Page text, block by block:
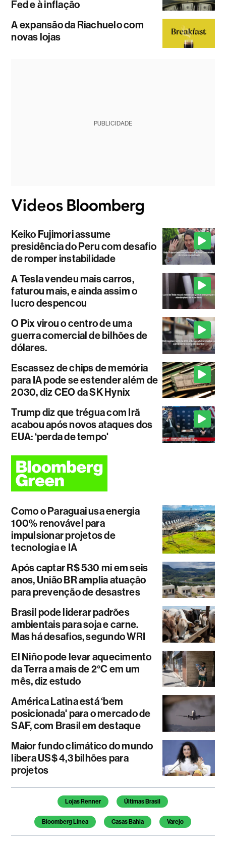
Fed e à inflação
A expansão da Riachuelo com
novas lojas
PUBLICIDADE
Keiko Fujimori assume
presidência do Peru com desafio
de romper instabilidade
A Tesla vendeu mais carros,
faturou mais, e ainda assim o
lucro despencou
O Pix virou o centro de uma
guerra comercial de bilhões de
dólares.
Escassez de chips de memória
para IA pode se estender além de
2030, diz CEO da SK Hynix
Trump diz que trégua com Irã
acabou após novos ataques dos
EUA: ‘perda de tempo'
Como o Paraguai usa energia
100% renovável para
impulsionar projetos de
tecnologia e IA
Após captar R$ 530 mi em seis
anos, União BR amplia atuação
para prevenção de desastres
Brasil pode liderar padrões
ambientais para soja e carne.
Mas há desafios, segundo WRI
El Niño pode levar aquecimento
da Terra a mais de 2°C em um
mês, diz estudo
América Latina está ‘bem
posicionada' para o mercado de
SAF, com Brasil em destaque
Maior fundo climático do mundo
libera US$ 4,3 bilhões para
projetos
Temas deste artigo
Lojas Renner Últimas Brasil
Bloomberg Línea Casas Bahia Varejo